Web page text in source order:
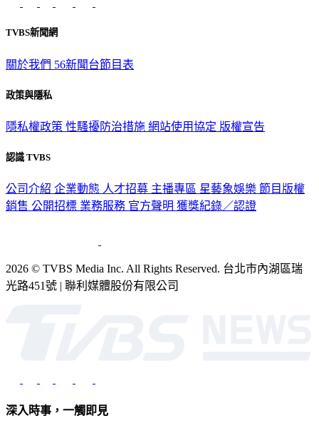
TVBS新聞網
關於我們 56新聞台節目表
政策與隱私
隱私權政策 性騷擾防治措施 網站使用協定 版權宣告
認識 TVBS
公司介紹 企業動態 人才招募 主播專區 星藝象娛樂 節目版權
銷售 公開招標 業務服務 官方聲明 獲獎紀錄／認證
2026 © TVBS Media Inc. All Rights Reserved. 台北市內湖區瑞
光路451號 | 聯利媒體股份有限公司
深入時事，一觸即見